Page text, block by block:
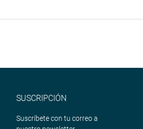
SUSCRIPCIÓN
Suscríbete con tu correo a